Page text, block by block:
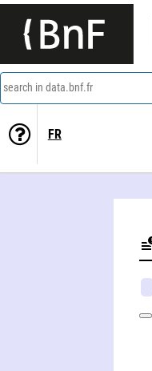
search in data.bnf.fr
FR